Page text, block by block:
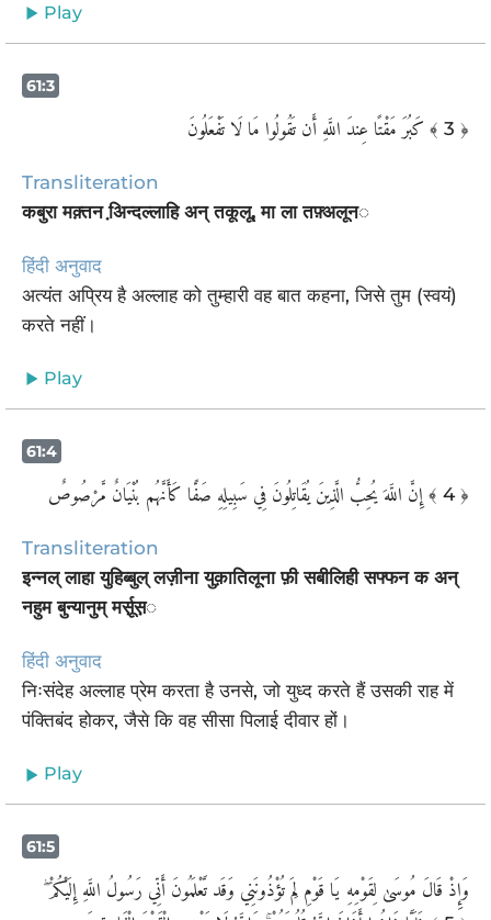
Play
61:3
كَبُرَ مَقْتًا عِندَ اللَّهِ أَن تَقُولُوا مَا لَا تَفْعَلُونَ ﴾ 3 ﴿
Transliteration
कबुरा मक़्तन अि़न्दल्लाहि अन् तकूलू, मा ला तफ़्अलून◌
हिंदी अनुवाद
अत्यंत अप्रिय है अल्लाह को तुम्हारी वह बात कहना, जिसे तुम (स्वयं)
करते नहीं।
Play
61:4
إِنَّ اللَّهَ يُحِبُّ الَّذِينَ يُقَاتِلُونَ فِي سَبِيلِهِ صَفًّا كَأَنَّهُم بُنْيَانٌ مَّرْصُوصٌ ﴾ 4 ﴿
Transliteration
इन्नल् लाहा युहिब्बुल् लज़ीना युक़ातिलूना फ़ी सबीलिही सफ्फन क अन्
नहुम बुन्यानुम् मर्सू़स़◌
हिंदी अनुवाद
निःसंदेह अल्लाह प्रेम करता है उनसे, जो युध्द करते हैं उसकी राह में
पंक्तिबंद होकर, जैसे कि वह सीसा पिलाई दीवार हों।
Play
61:5
وَإِذْ قَالَ مُوسَىٰ لِقَوْمِهِ يَا قَوْمِ لِمَ تُؤْذُونَنِي وَقَد تَّعْلَمُونَ أَنِّي رَسُولُ اللَّهِ إِلَيْكُمْ ۖ